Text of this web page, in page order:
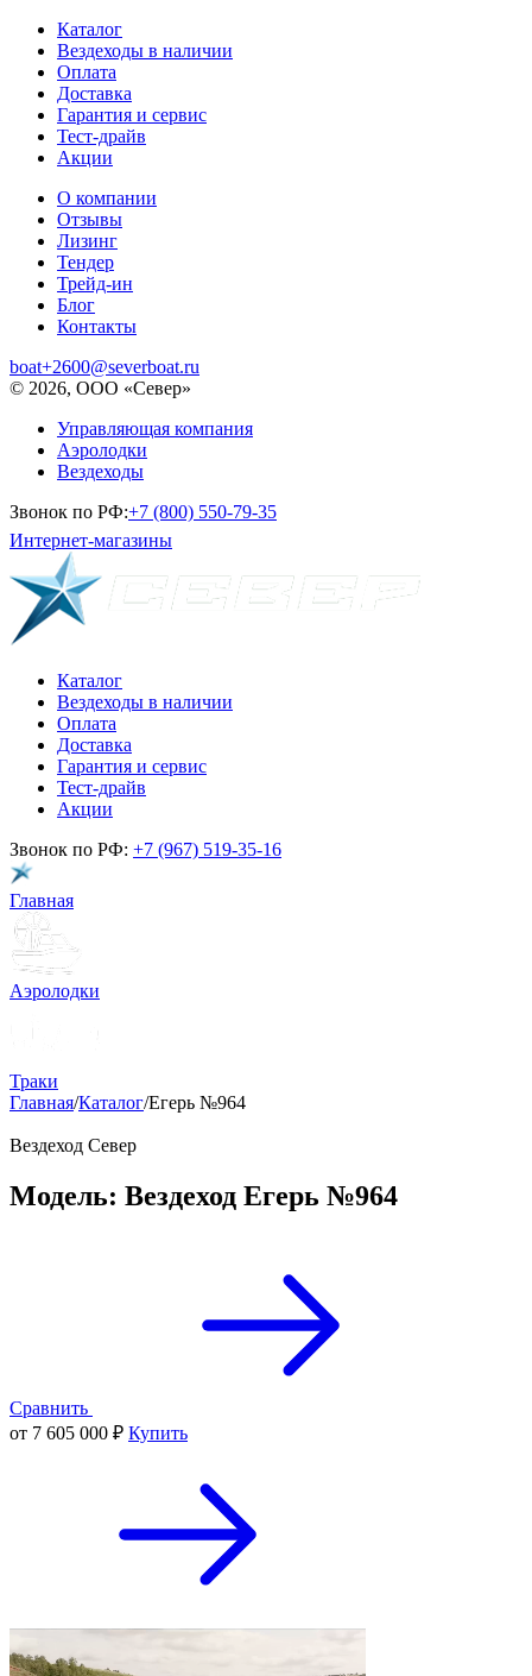
Каталог
Вездеходы в наличии
Оплата
Доставка
Гарантия и сервис
Тест-драйв
Акции
О компании
Отзывы
Лизинг
Тендер
Трейд-ин
Блог
Контакты
boat+2600@severboat.ru
© 2026, ООО «Север»
Управляющая компания
Аэролодки
Вездеходы
Звонок по РФ:+7 (800) 550-79-35
Интернет-магазины
Каталог
Вездеходы в наличии
Оплата
Доставка
Гарантия и сервис
Тест-драйв
Акции
Звонок по РФ: +7 (967) 519-35-16
Главная
Аэролодки
Траки
Главная/Каталог/Егерь №964
Вездеход Север
Модель: Вездеход Егерь №964
Сравнить
от 7 605 000 ₽ Купить